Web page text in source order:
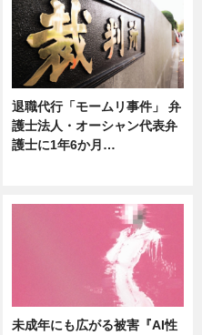
退職代行「モームリ事件」 弁
護士法人・オーシャン代表弁
護士に1年6か月…
未成年にも広がる被害『AI性